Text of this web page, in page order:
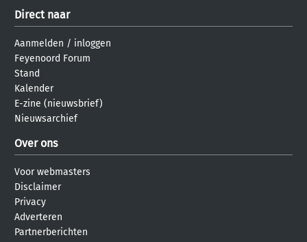
Direct naar
Aanmelden / inloggen
Feyenoord Forum
Stand
Kalender
E-zine (nieuwsbrief)
Nieuwsarchief
Over ons
Voor webmasters
Disclaimer
Privacy
Adverteren
Partnerberichten